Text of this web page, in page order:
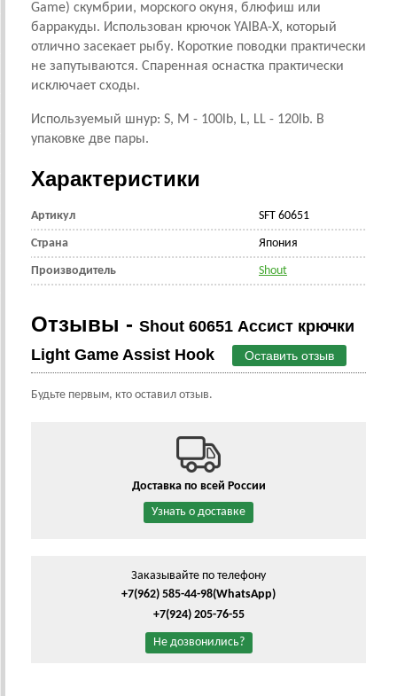
Game) скумбрии, морского окуня, блюфиш или
барракуды. Использован крючок YAIBA-X, который
отлично засекает рыбу. Короткие поводки практически
не запутываются. Спаренная оснастка практически
исключает сходы.
Используемый шнур: S, M - 100lb, L, LL - 120lb. В
упаковке две пары.
Характеристики
Артикул SFT 60651
Страна Япония
Производитель Shout
Отзывы - Shout 60651 Ассист крючки
Light Game Assist Hook
Оставить отзыв
Будьте первым, кто оставил отзыв.
Доставка по всей России
Узнать о доставке
Заказывайте по телефону
+7(962) 585-44-98(WhatsApp)
+7(924) 205-76-55
Не дозвонились?